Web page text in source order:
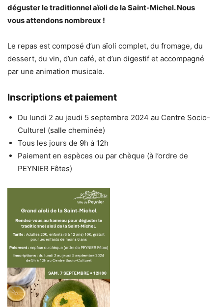
déguster le traditionnel aïoli de la Saint-Michel. Nous
vous attendons nombreux !
Le repas est composé d’un aïoli complet, du fromage, du
dessert, du vin, d’un café, et d’un digestif et accompagné
par une animation musicale.
Inscriptions et paiement
Du lundi 2 au jeudi 5 septembre 2024 au Centre Socio-
Culturel (salle cheminée)
Tous les jours de 9h à 12h
Paiement en espèces ou par chèque (à l’ordre de
PEYNIER Fêtes)